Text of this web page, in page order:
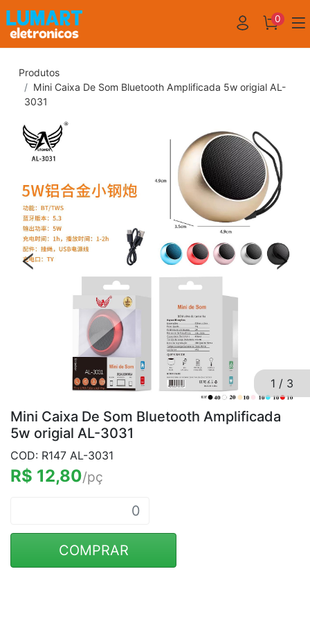
0
Produtos
Mini Caixa De Som Bluetooth Amplificada 5w origial AL-
3031
1 / 3
Mini Caixa De Som Bluetooth Amplificada
5w origial AL-3031
COD: R147 AL-3031
R$ 12,80/pç
COMPRAR